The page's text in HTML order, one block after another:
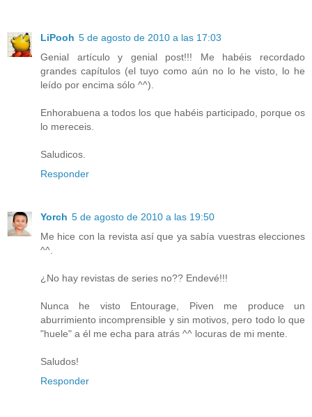
LiPooh 5 de agosto de 2010 a las 17:03
Genial artículo y genial post!!! Me habéis recordado
grandes capítulos (el tuyo como aún no lo he visto, lo he
leído por encima sólo ^^).
Enhorabuena a todos los que habéis participado, porque os
lo mereceis.
Saludicos.
Responder
Yorch 5 de agosto de 2010 a las 19:50
Me hice con la revista así que ya sabía vuestras elecciones
^^.
¿No hay revistas de series no?? Endevé!!!
Nunca he visto Entourage, Piven me produce un
aburrimiento incomprensible y sin motivos, pero todo lo que
"huele" a él me echa para atrás ^^ locuras de mi mente.
Saludos!
Responder